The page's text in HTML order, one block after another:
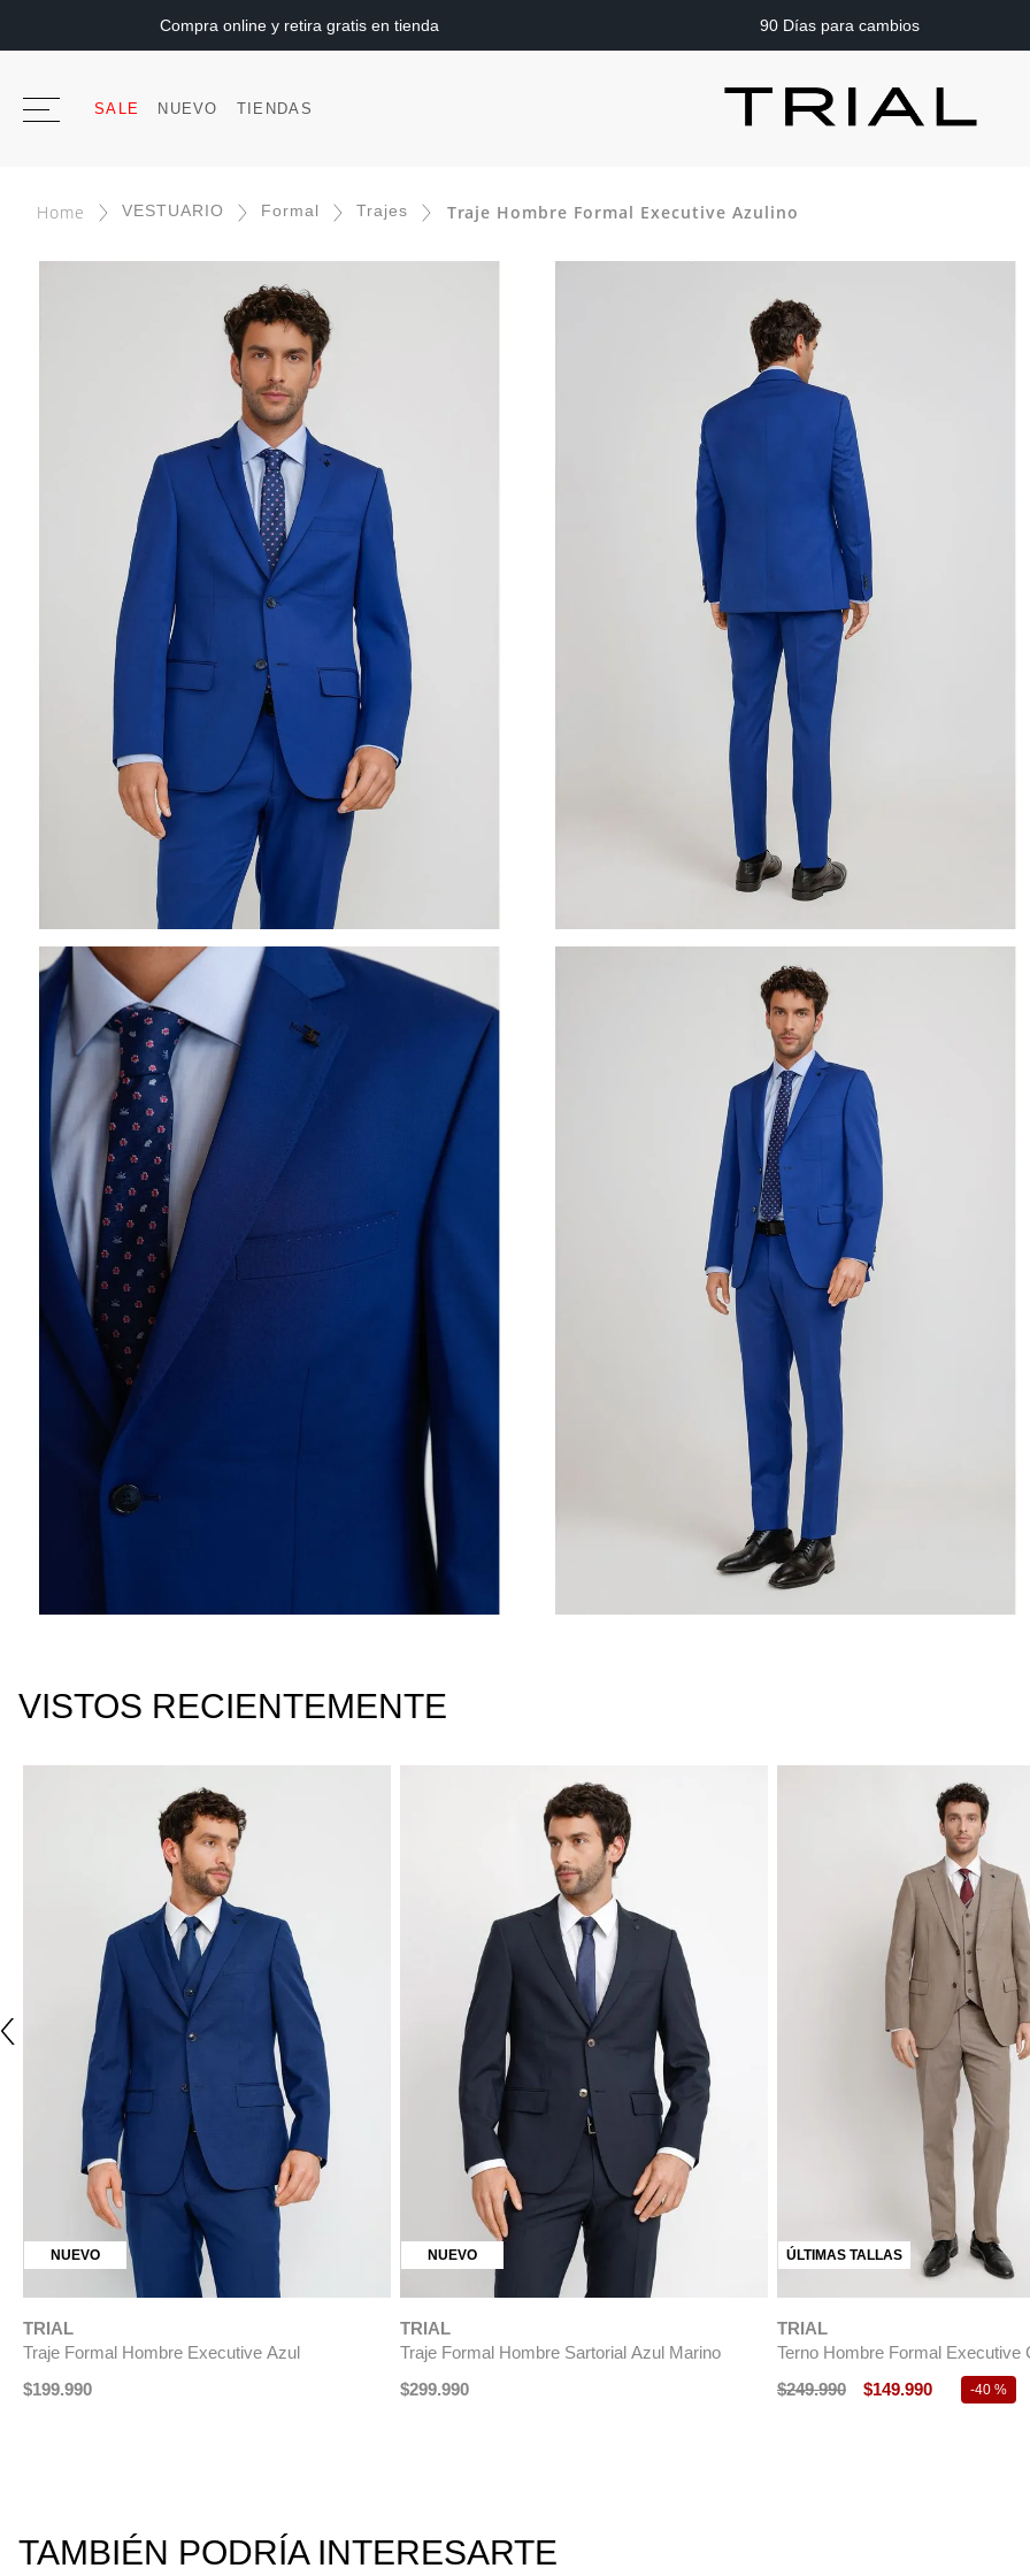
Compra online y retira gratis en tienda 90 Días para cambios
SALE NUEVO TIENDAS
VESTUARIO Formal Trajes Traje Hombre Formal Executive Azulino
VISTOS RECIENTEMENTE
NUEVO
TRIAL
Traje Formal Hombre Executive Azul
$199.990
NUEVO
TRIAL
Traje Formal Hombre Sartorial Azul Marino
$299.990
ÚLTIMAS TALLAS
TRIAL
Terno Hombre Formal Executive
$249.990 $149.990 -40 %
TAMBIÉN PODRÍA INTERESARTE